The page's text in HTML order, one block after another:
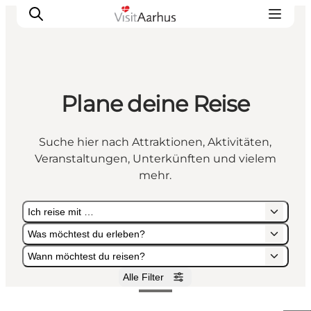
Sehen und erleben
Veranstaltungen
Städte und Regionen
Plane deine Reise
Suche hier nach Attraktionen, Aktivitäten,
Veranstaltungen, Unterkünften und vielem
mehr.
Ich reise mit …
Was möchtest du erleben?
Wann möchtest du reisen?
Alle Filter